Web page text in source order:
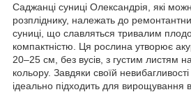
Саджанці суниці Олександрія, які
розпліднику, належать до
суниці, що славляться тривалим
компактністю. Ця рослина утворює
20–25 см, без вусів, з густим листям
кольору. Завдяки своїй
ідеально підходить для вирощування в